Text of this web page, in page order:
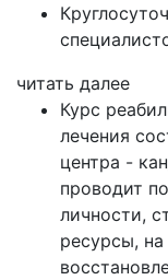
читать далее
Курс
лечения
центра -
проводит
личности,
ресурсы,